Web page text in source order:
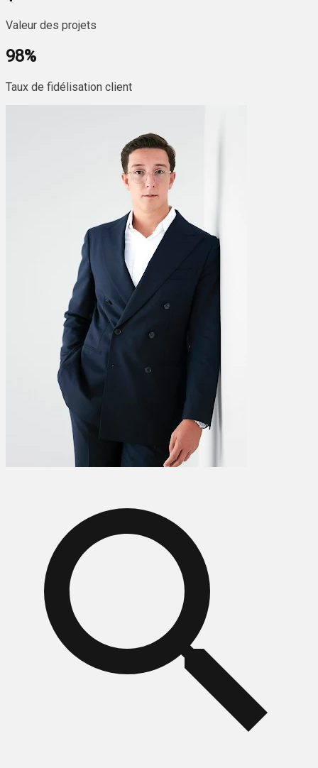
Valeur des projets
98%
Taux de fidélisation client